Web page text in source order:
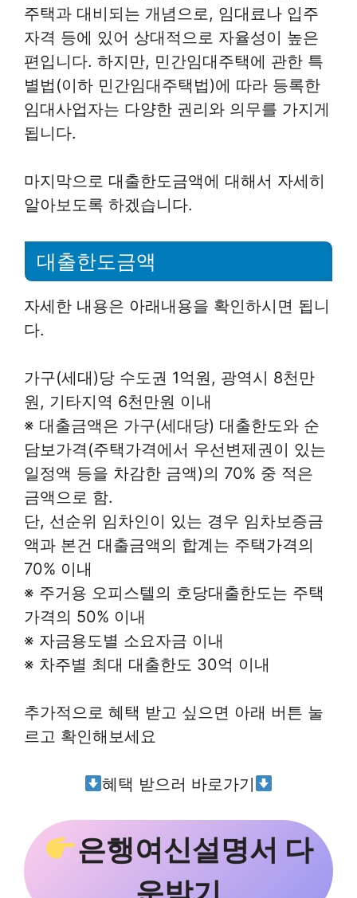
주택과 대비되는 개념으로, 임대료나 입주
자격 등에 있어 상대적으로 자율성이 높은
편입니다. 하지만, 민간임대주택에 관한 특
별법(이하 민간임대주택법)에 따라 등록한
임대사업자는 다양한 권리와 의무를 가지게
됩니다.
마지막으로 대출한도금액에 대해서 자세히
알아보도록 하겠습니다.
대출한도금액
자세한 내용은 아래내용을 확인하시면 됩니
다.
가구(세대)당 수도권 1억원, 광역시 8천만
원, 기타지역 6천만원 이내
※ 대출금액은 가구(세대당) 대출한도와 순
담보가격(주택가격에서 우선변제권이 있는
일정액 등을 차감한 금액)의 70% 중 적은
금액으로 함.
단, 선순위 임차인이 있는 경우 임차보증금
액과 본건 대출금액의 합계는 주택가격의
70% 이내
※ 주거용 오피스텔의 호당대출한도는 주택
가격의 50% 이내
※ 자금용도별 소요자금 이내
※ 차주별 최대 대출한도 30억 이내
추가적으로 혜택 받고 싶으면 아래 버튼 눌
르고 확인해보세요
혜택 받으러 바로가기
은행여신설명서 다